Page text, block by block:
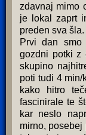
zdavnaj mimo
je lokal zaprt
preden sva šla.
Prvi dan
gozdni potki z
skupino
poti tudi 4
kako hitro
fascinirale te
kar neslo
mirno, posebej